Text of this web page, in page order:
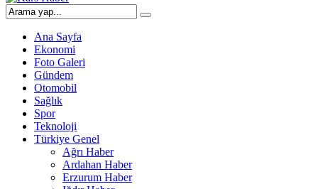
Ana Sayfa
Ekonomi
Foto Galeri
Gündem
Otomobil
Sağlık
Spor
Teknoloji
Türkiye Genel
Ağrı Haber
Ardahan Haber
Erzurum Haber